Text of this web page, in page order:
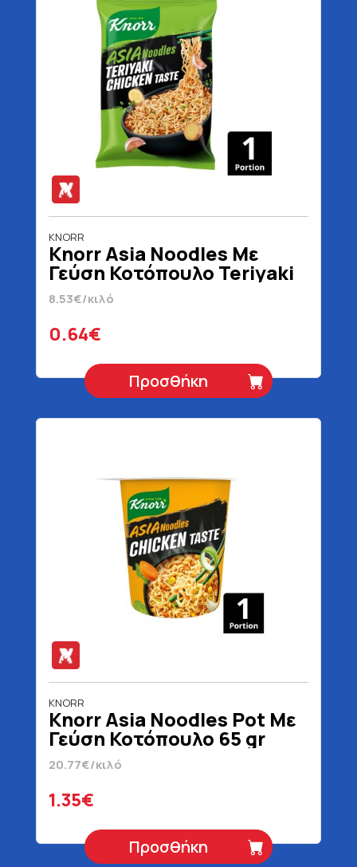
KNORR
Knorr Asia Noodles Με
Γεύση Κοτόπουλο Teriyaki
75 gr
8.53€/κιλό
0.64€
Προσθήκη
KNORR
Knorr Asia Noodles Pot Με
Γεύση Κοτόπουλο 65 gr
20.77€/κιλό
1.35€
Προσθήκη